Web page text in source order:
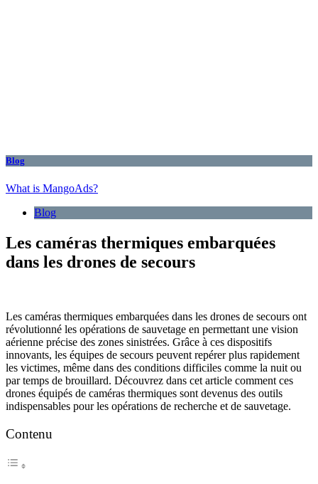
Blog
What is MangoAds?
Blog
Les caméras thermiques embarquées
dans les drones de secours
Les caméras thermiques embarquées dans les drones de secours ont
révolutionné les opérations de sauvetage en permettant une vision
aérienne précise des zones sinistrées. Grâce à ces dispositifs
innovants, les équipes de secours peuvent repérer plus rapidement
les victimes, même dans des conditions difficiles comme la nuit ou
par temps de brouillard. Découvrez dans cet article comment ces
drones équipés de caméras thermiques sont devenus des outils
indispensables pour les opérations de recherche et de sauvetage.
Contenu